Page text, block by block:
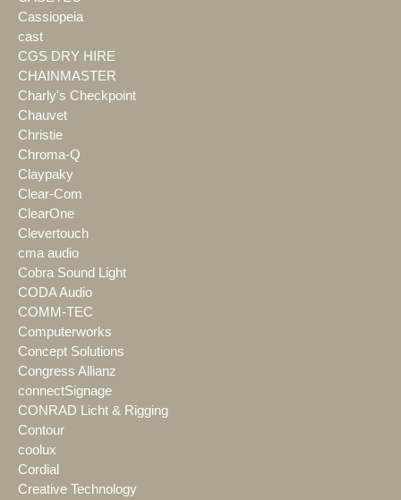
Cassiopeia
cast
CGS DRY HIRE
CHAINMASTER
Charly's Checkpoint
Chauvet
Christie
Chroma-Q
Claypaky
Clear-Com
ClearOne
Clevertouch
cma audio
Cobra Sound Light
CODA Audio
COMM-TEC
Computerworks
Concept Solutions
Congress Allianz
connectSignage
CONRAD Licht & Rigging
Contour
coolux
Cordial
Creative Technology